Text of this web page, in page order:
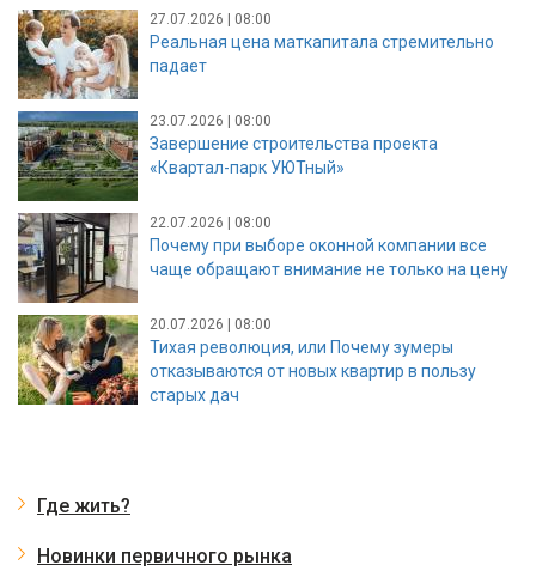
27.07.2026 | 08:00
Реальная цена маткапитала стремительно
падает
23.07.2026 | 08:00
Завершение строительства проекта
«Квартал-парк УЮТный»
22.07.2026 | 08:00
Почему при выборе оконной компании все
чаще обращают внимание не только на цену
20.07.2026 | 08:00
Тихая революция, или Почему зумеры
отказываются от новых квартир в пользу
старых дач
Где жить?
Новинки первичного рынка